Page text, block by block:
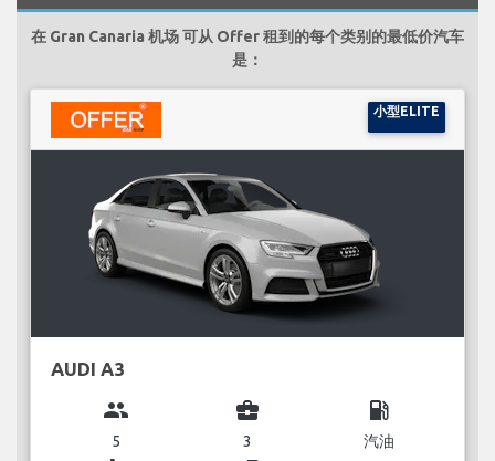
在 Gran Canaria 机场 可从 Offer 租到的每个类别的最低价汽车
是：
小型ELITE
AUDI A3
group
5
business_center
3
local_gas_station
汽油